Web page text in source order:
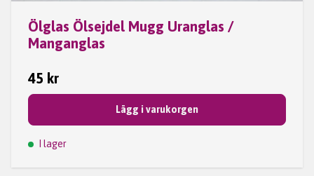
Ölglas Ölsejdel Mugg Uranglas /
Manganglas
45 kr
Lägg i varukorgen
I lager